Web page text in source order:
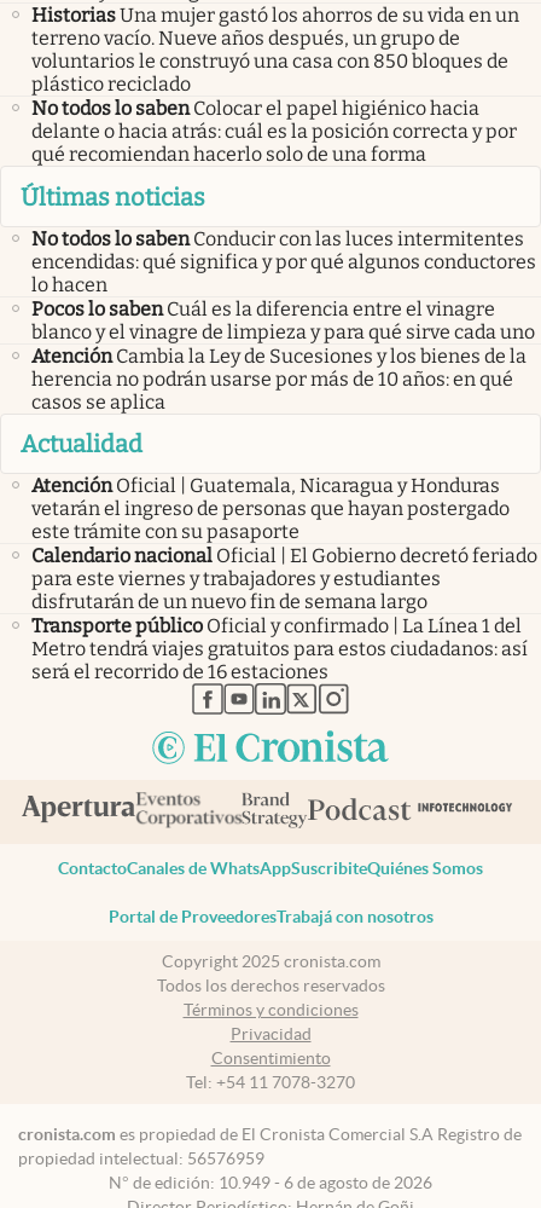
HistoriasUna mujer gastó los ahorros de su vida en un
terreno vacío. Nueve años después, un grupo de
voluntarios le construyó una casa con 850 bloques de
plástico reciclado
No todos lo saben Colocar el papel higiénico hacia
delante o hacia atrás: cuál es la posición correcta y por
qué recomiendan hacerlo solo de una forma
Últimas noticias
No todos lo saben Conducir con las luces intermitentes
encendidas: qué significa y por qué algunos conductores
lo hacen
Pocos lo saben Cuál es la diferencia entre el vinagre
blanco y el vinagre de limpieza y para qué sirve cada uno
Atención Cambia la Ley de Sucesiones y los bienes de la
herencia no podrán usarse por más de 10 años: en qué
casos se aplica
Actualidad
Atención Oficial | Guatemala, Nicaragua y Honduras
vetarán el ingreso de personas que hayan postergado
este trámite con su pasaporte
Calendario nacional Oficial | El Gobierno decretó feriado
para este viernes y trabajadores y estudiantes
disfrutarán de un nuevo fin de semana largo
Transporte público Oficial y confirmado | La Línea 1 del
Metro tendrá viajes gratuitos para estos ciudadanos: así
será el recorrido de 16 estaciones
abre en nueva pestaña
abre en nueva pestaña
abre en nueva pestaña
abre en nueva pestaña
abre en nueva pestaña
ContactoCanales de WhatsAppSuscribiteQuiénes Somos
Portal de ProveedoresTrabajá con nosotros
Copyright 2025 cronista.com
Todos los derechos reservados
Términos y condiciones
Privacidad
Consentimiento
Tel: +54 11 7078-3270
cronista.com es propiedad de El Cronista Comercial S.A Registro de
propiedad intelectual: 56576959
N° de edición: 10.949 - 6 de agosto de 2026